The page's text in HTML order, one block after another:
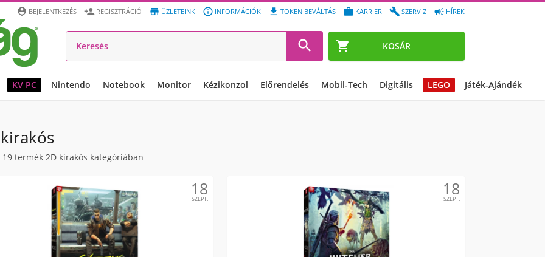
 KOSÁR
 HÍREK
 SZERVIZ
 KARRIER
 TOKEN BEVÁLTÁS
 INFORMÁCIÓK
 ÜZLETEINK
 REGISZTRÁCIÓ
 BEJELENTKEZÉS

KV PC Nintendo Notebook Monitor Kézikonzol Előrendelés Mobil-Tech Digitális LEGO Játék-Ajándék
19 termék 2D kirakós kategóriában
18
SZEPT.
18
SZEPT.